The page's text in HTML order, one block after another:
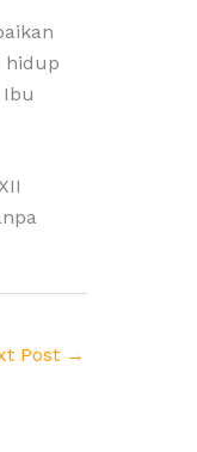
hidup
Post →